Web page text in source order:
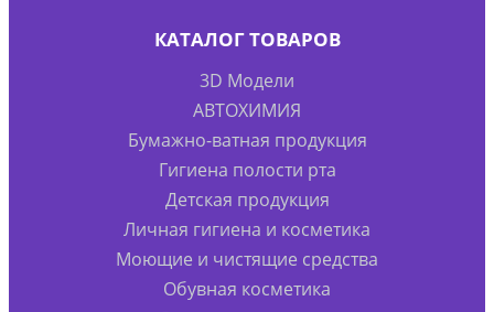
КАТАЛОГ ТОВАРОВ
3D Модели
АВТОХИМИЯ
Бумажно-ватная продукция
Гигиена полости рта
Детская продукция
Личная гигиена и косметика
Моющие и чистящие средства
Обувная косметика